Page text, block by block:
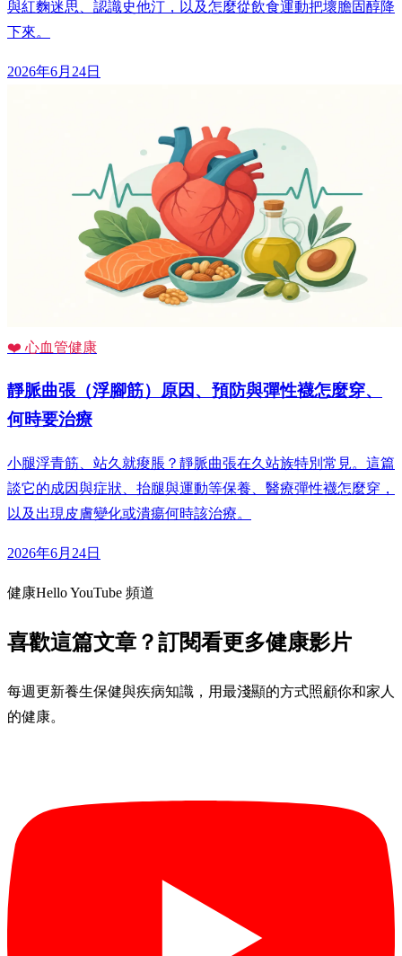
與紅麴迷思、認識史他汀，以及怎麼從飲食運動把壞膽固醇降
下來。
2026年6月24日
❤️ 心血管健康
靜脈曲張（浮腳筋）原因、預防與彈性襪怎麼穿、
何時要治療
小腿浮青筋、站久就痠脹？靜脈曲張在久站族特別常見。這篇
談它的成因與症狀、抬腿與運動等保養、醫療彈性襪怎麼穿，
以及出現皮膚變化或潰瘍何時該治療。
2026年6月24日
健康Hello YouTube 頻道
喜歡這篇文章？訂閱看更多健康影片
每週更新養生保健與疾病知識，用最淺顯的方式照顧你和家人
的健康。